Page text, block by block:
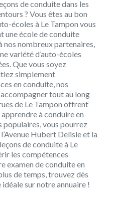
de conduite dans les
? Vous êtes au bon
écoles à Le Tampon vous
une école de conduite
nos nombreux partenaires,
variété d’auto-écoles
Que vous soyez
simplement
en conduite, nos
tout au long
de Le Tampon offrent
à conduire en
populaires, vous pourrez
Hubert Delisle et la
de conduite à Le
les compétences
examen de conduite en
de temps, trouvez dès
sur notre annuaire !